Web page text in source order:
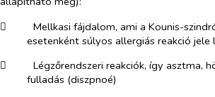
​
Mellkasi fájdalom, ami a Kounis-
esetenként súlyos allergiás reakció jele
​
Légzőrendszeri reakciók, így asztma,
fulladás (diszpnoé)